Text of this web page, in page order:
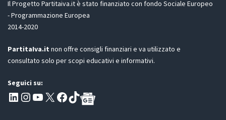
P
R
*
Il Progetto Partitaiva.it è stato finanziato con fondo Sociale Europeo
- Programmazione Europea
2014-2020
PartitaIva.it non offre consigli finanziari e va utilizzato e
consultato solo per scopi educativi e informativi.
Seguici su:
Pagina LinkedIn PartitaIva
Instagram
Canale YouTube Evoluzione - Partitaiva.it
X Segui PartitaIva su Facebook
TikTok